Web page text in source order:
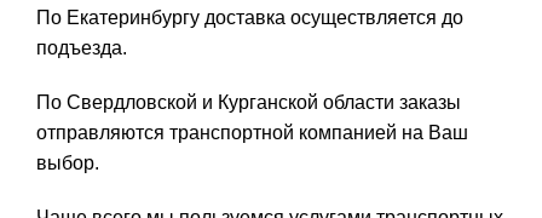
По Екатеринбургу доставка осуществляется до
подъезда.
По Свердловской и Курганской области заказы
отправляются транспортной компанией на Ваш
выбор.